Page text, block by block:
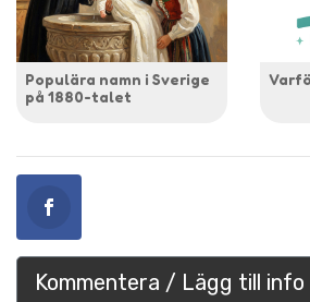
Populära namn i Sverige
på 1880-talet
Kommentera / Lägg till info